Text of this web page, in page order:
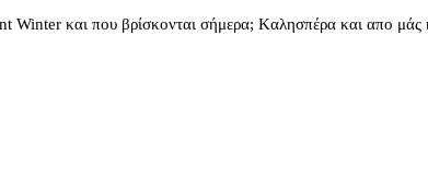
Winter και που βρίσκονται σήμερα; Kαλησπέρα και απο